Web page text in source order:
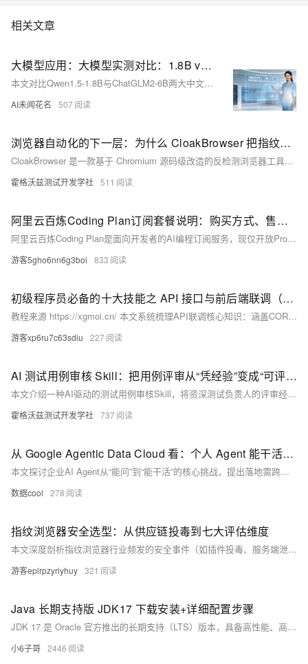
相关文章
大模型应用：大模型实测对比：1.8B vs 6B，本地部署的极限拉扯与真实体感.119
本文对比Qwen1.5-1.8B与ChatGLM2-6B两大中文大模型：前者轻量易部署，CPU即可运行，代码简洁，但易幻觉、指令遵循弱；后者参数量大，中文理解与逻辑更强，但需GPU、加载复杂。二者代表“小而美”与“大而全”的典型路径。
AI未闻花名 507
浏览器自动化的下一层：为什么 CloakBrowser 把指纹问题推到了源码层？
CloakBrowser 是一款基于 Chromium 源码级改造的反检测浏览器工具，通过 C++ 层补丁修复 Canvas、WebGL、字体、GPU、WebRTC 等指纹特征，并模拟真实用户行为，提升自动化环境可信度。它不绕验证码，而是从根源降低被风控识别概率，适用于测试开发、AI Agent 及合规爬虫场景。
霍格沃兹测试开发学社 511
阿里云百炼Coding Plan订阅套餐说明：购买方式、售罄解决方法、token额度及使用规则指南
阿里云百炼Coding Plan是面向开发者的AI编程订阅服务，现仅开放Pro版（200元/月，9万次请求），每日9:30限量抢购。支持Qwen3.5-Plus、Kimi-k2.5、GLM-5等多模型，兼容Cursor、Qwen Code等工具。额度用尽即停，不转按量计费。阿里云百炼官网：https://t.aliyun.com/U/fPVHqY
游客5gho6nn6g3boi 833
初级程序员必备的十大技能之 API 接口与前后端联调（五）
教程来源 https://xgmoi.cn/ 本文系统梳理API联调核心知识：涵盖CORS跨域、404/401/403错误排查、数据格式转换、重复请求防控等高频问题及代码级解决方案；详解接口文档规范与Swagger自动化实践，并总结HTTP协议、RESTful设计、前端封装、调试工具等完整知识体系。
游客xp6ru7c63sdiu 227
AI 测试用例审核 Skill：把用例评审从“凭经验”变成“可评分”
本文介绍一种AI驱动的测试用例审核Skill，将资深测试负责人的评审经验封装为可复用、可量化、可批量执行的标准能力。它能自动检查逻辑完整性、预期明确性、前置条件、PRD覆盖度及边界异常，逐条评分、定位问题、给出修改建议，助力团队提升用例质量、统一评审标准、加速新人成长。
霍格沃兹测试开发学社 737
从 Google Agentic Data Cloud 看：个人 Agent 能干活了，企业 Agent 卡在哪了？
本文探讨企业AI Agent从“能问”到“能干活”的核心挑战，提出落地需跨越三道坎：读懂数据（语义理解）、安全访问（权限与审计）、真正干活（端到端业务执行）。阿里云瑶池基于Meta Agent知识大脑、DataGateway安全通道等实践，正推动企业Agent走向规模化、自进化的真实生产应用。
数据cool 278
指纹浏览器安全选型：从供应链投毒到七大评估维度
本文深度剖析指纹浏览器行业频发的安全事件（如插件投毒、服务端泄露、木马植入等），揭示其因Electron架构缺陷、供应链失控、本地API裸奔等导致的“高危蜜罐”本质，并提出涵盖国际认证、安全历史、加密架构、TLS 1.3、2FA、插件签名、API管控等7个维度的可落地选型评估框架，助开发者守住资产安全底线。
游客eplrpzyriyhuy 321
Java 长期支持版 JDK17 下载安装+详细配置步骤
JDK 17 是 Oracle 官方推出的长期支持（LTS）版本，具备高性能、高安全性、强兼容性与丰富新特性（如密封类、模式匹配等），广泛用于后端开发、微服务、大数据及教学实训，是企业级 Java 开发的主流稳定选择。（239字）
小6子哥 2446